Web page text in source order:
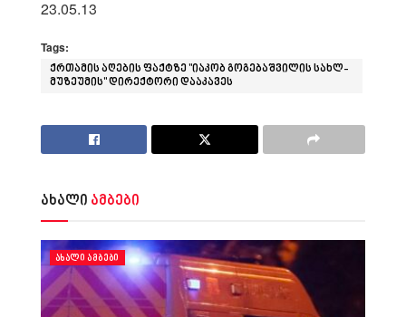
23.05.13
Tags:
ქრთამის აღების ფაქტზე "იაკობ გოგებაშვილის სახლ-
მუზეუმის" დირექტორი დააკავეს
ახალი ამბები
ᲐᲮᲐᲚᲘ ᲐᲛᲑᲔᲑᲘ